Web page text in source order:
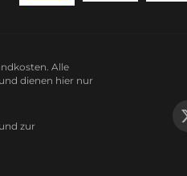
Alle
dienen hier nur
zur